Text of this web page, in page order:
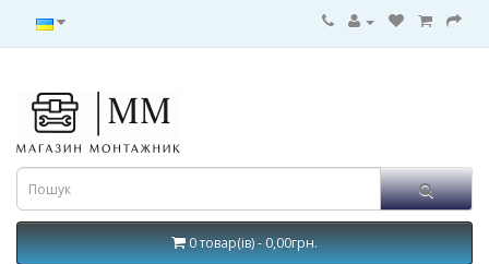
0 товар(ів) - 0,00грн.